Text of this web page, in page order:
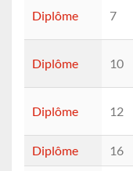
Diplôme 7
Diplôme 10
Diplôme 12
Diplôme 16